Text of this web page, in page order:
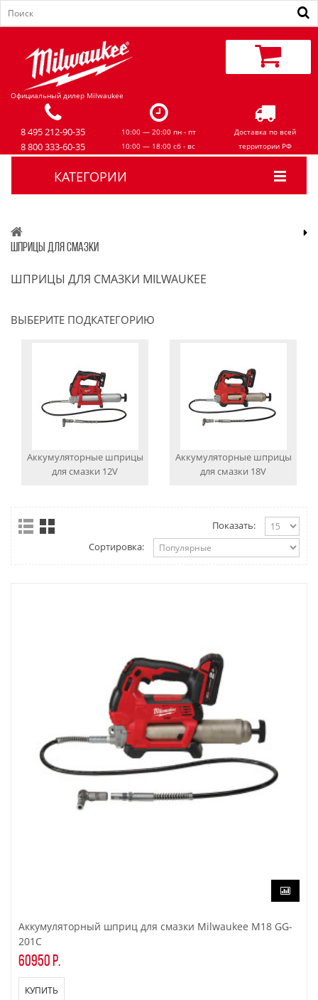
Официальный дилер Milwaukee
8 495 212-90-35
8 800 333-60-35
10:00 — 20:00 пн - пт
10:00 — 18:00 сб - вс
Доставка по всей
территории РФ
КАТЕГОРИИ
ШПРИЦЫ ДЛЯ СМАЗКИ
ШПРИЦЫ ДЛЯ СМАЗКИ MILWAUKEE
ВЫБЕРИТЕ ПОДКАТЕГОРИЮ
Аккумуляторные шприцы
для смазки 12V
Аккумуляторные шприцы
для смазки 18V
Показать:
Сортировка:
Аккумуляторный шприц для смазки Milwaukee M18 GG-
201C
60950 р.
КУПИТЬ